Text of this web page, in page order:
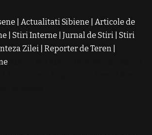
Actualitati Sibiene
Articole de
Stiri Interne Jurnal de Stiri Stiri
Zilei Reporter de Teren